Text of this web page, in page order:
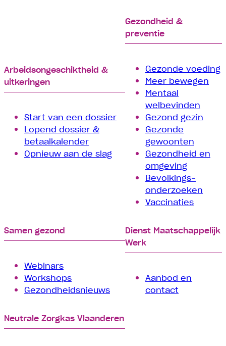
Arbeids­­ongeschiktheid &
uitkeringen
Start van een dossier
Lopend dossier &
betaalkalender
Opnieuw aan de slag
Gezondheid &
preventie
Gezonde voeding
Meer bewegen
Mentaal
welbevinden
Gezond gezin
Gezonde
gewoonten
Gezondheid en
omgeving
Bevolkings­
onderzoeken
Vaccinaties
Samen gezond
Webinars
Workshops
Gezondheidsnieuws
Dienst Maatschappelijk
Werk
Aanbod en
contact
Neutrale Zorgkas Vlaanderen